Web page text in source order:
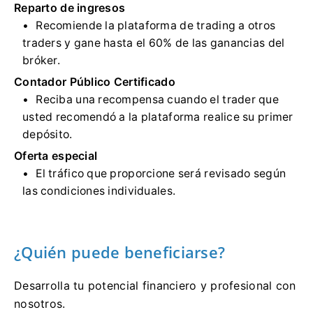
Reparto de ingresos
Recomiende la plataforma de trading a otros
traders y gane hasta el 60% de las ganancias del
bróker.
Contador Público Certificado
Reciba una recompensa cuando el trader que
usted recomendó a la plataforma realice su primer
depósito.
Oferta especial
El tráfico que proporcione será revisado según
las condiciones individuales.
¿Quién puede beneficiarse?
Desarrolla tu potencial financiero y profesional con
nosotros.